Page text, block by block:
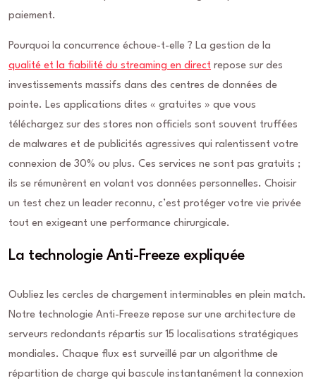
paiement.
Pourquoi la concurrence échoue-t-elle ? La gestion de la
qualité et la fiabilité du streaming en direct repose sur des
investissements massifs dans des centres de données de
pointe. Les applications dites « gratuites » que vous
téléchargez sur des stores non officiels sont souvent truffées
de malwares et de publicités agressives qui ralentissent votre
connexion de 30% ou plus. Ces services ne sont pas gratuits ;
ils se rémunèrent en volant vos données personnelles. Choisir
un test chez un leader reconnu, c’est protéger votre vie privée
tout en exigeant une performance chirurgicale.
La technologie Anti-Freeze expliquée
Oubliez les cercles de chargement interminables en plein match.
Notre technologie Anti-Freeze repose sur une architecture de
serveurs redondants répartis sur 15 localisations stratégiques
mondiales. Chaque flux est surveillé par un algorithme de
répartition de charge qui bascule instantanément la connexion